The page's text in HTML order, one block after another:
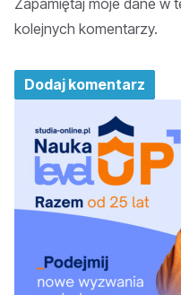
kolejnych komentarzy.